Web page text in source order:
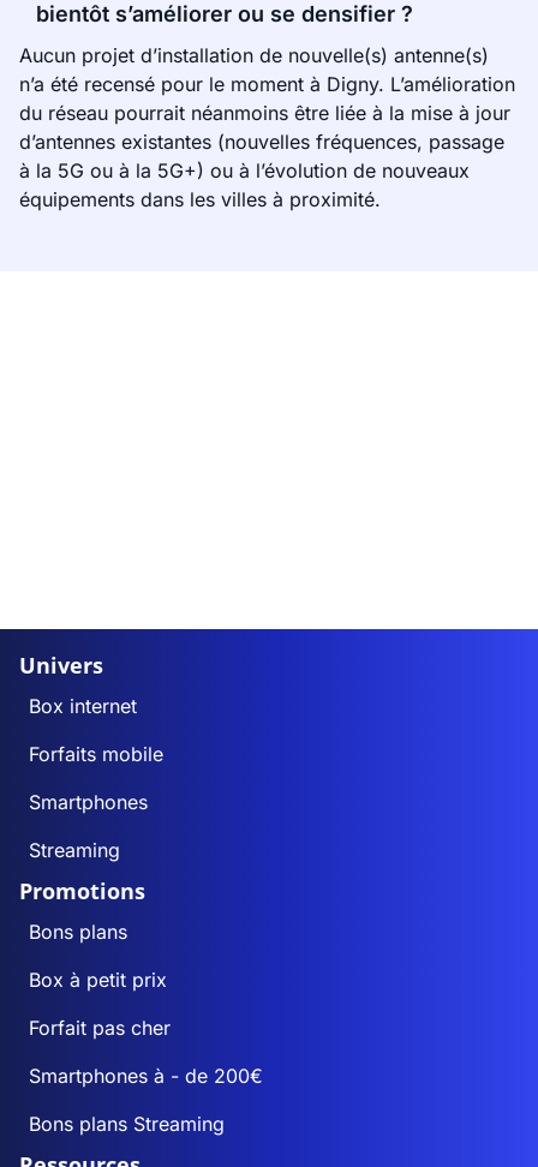
bientôt s’améliorer ou se densifier ?
Aucun projet d’installation de nouvelle(s) antenne(s)
n’a été recensé pour le moment à Digny. L’amélioration
du réseau pourrait néanmoins être liée à la mise à jour
d’antennes existantes (nouvelles fréquences, passage
à la 5G ou à la 5G+) ou à l’évolution de nouveaux
équipements dans les villes à proximité.
Univers
Box internet
Forfaits mobile
Smartphones
Streaming
Promotions
Bons plans
Box à petit prix
Forfait pas cher
Smartphones à - de 200€
Bons plans Streaming